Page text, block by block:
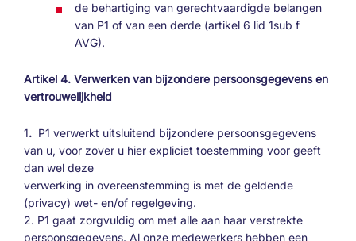
de behartiging van gerechtvaardigde belangen
van P1 of van een derde (artikel 6 lid 1sub f
AVG).
Artikel 4. Verwerken van bijzondere persoonsgegevens en
vertrouwelijkheid
1. P1 verwerkt uitsluitend bijzondere persoonsgegevens
van u, voor zover u hier expliciet toestemming voor geeft
dan wel deze
verwerking in overeenstemming is met de geldende
(privacy) wet- en/of regelgeving.
2. P1 gaat zorgvuldig om met alle aan haar verstrekte
persoonsgegevens. Al onze medewerkers hebben een